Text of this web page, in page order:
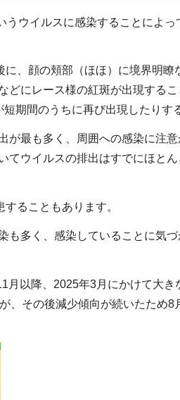
ウイルスに感染することによっ
、顔の頬部（ほほ）に境界明瞭
にレース様の紅斑が出現する
期間のうちに再び出現したりす
最も多く、周囲への感染に注
ウイルスの排出はすでにほと
ることもあります。
も多く、感染していることに気
以降、2025年3月にかけて大
、その後減少傾向が続いたため8